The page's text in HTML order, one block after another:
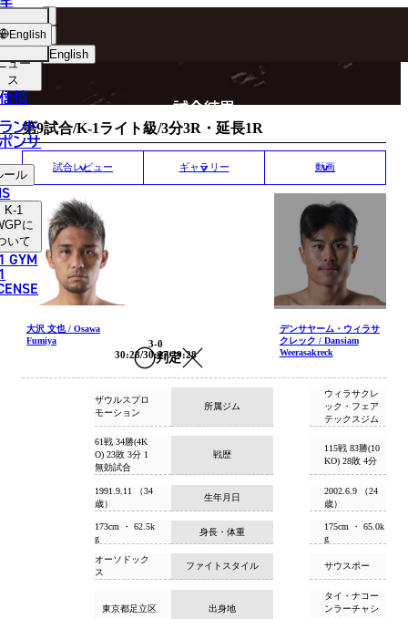
English
한국어
中文（简体）
ョッ
プ
ュー
ス
情
ンド
ンサ
ール
K-1
に
いて
GYM
English MATCH RESULT
試合結果
第9試合/K-1ライト級/3分3R・延長1R
試合レビュー ギャラリー 動画
大沢 文也 / Osawa
Fumiya
判定
3-0
30:28/30:27/29:28
デンサヤーム・ウィラサ
クレック / Dansiam
Weerasakreck
所属ジム
ザウルスプロ
モーション
ウィラサクレ
ック・フェア
テックスジム
戦歴
61戦 34勝(4K
O) 23敗 3分 1
無効試合
115戦 83勝(10
KO) 28敗 4分
生年月日
1991.9.11 （34
歳）
2002.6.9 （24
歳）
身長・体重
173cm ・ 62.5k
g
175cm ・ 65.0k
g
ファイトスタイル
オーソドック
ス
サウスポー
出身地
東京都足立区
タイ・ナコー
ンラーチャシ